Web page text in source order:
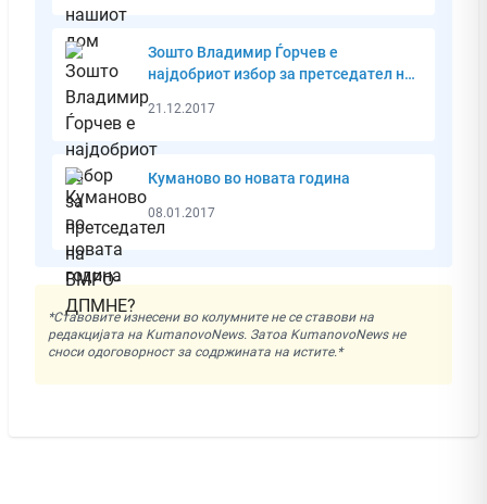
Зошто Владимир Ѓорчев е
најдобриот избор за претседател на
ВМРО-ДПМНЕ?
21.12.2017
Куманово во новата година
08.01.2017
*Ставовите изнесени во колумните не се ставови на
редакцијата на KumanovoNews. Затоа KumanovoNews не
сноси одоговорност за содржината на истите.*